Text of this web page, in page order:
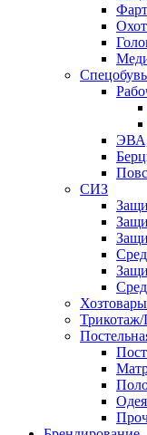
Спецобувь
СИЗ
Хозтовары
Трикотаж/